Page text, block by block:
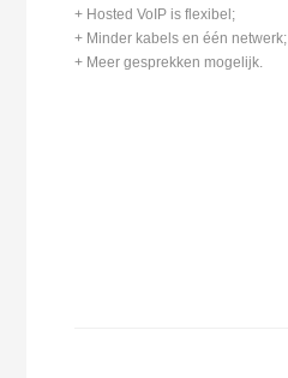
+ Hosted VoIP is flexibel;
+ Minder kabels en één netwerk;
+ Meer gesprekken mogelijk.